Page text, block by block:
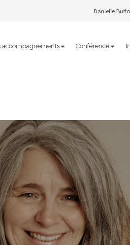
Danielle
accompagnements Conférence